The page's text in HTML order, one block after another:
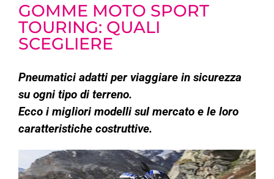
GOMME MOTO SPORT
TOURING: QUALI
SCEGLIERE
Pneumatici adatti per viaggiare in sicurezza
su ogni tipo di terreno.
Ecco i migliori modelli sul mercato e le loro
caratteristiche costruttive.